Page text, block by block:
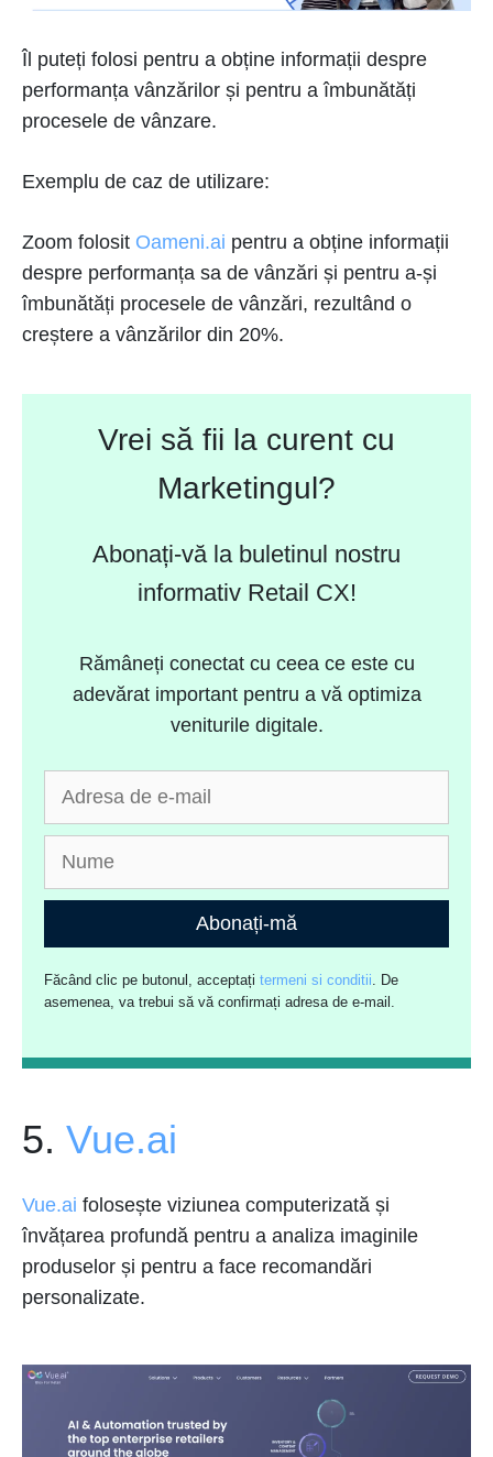
Îl puteți folosi pentru a obține informații despre
performanța vânzărilor și pentru a îmbunătăți
procesele de vânzare.
Exemplu de caz de utilizare:
Zoom folosit Oameni.ai pentru a obține informații
despre performanța sa de vânzări și pentru a-și
îmbunătăți procesele de vânzări, rezultând o
creștere a vânzărilor din 20%.
Vrei să fii la curent cu
Marketingul?
Abonați-vă la buletinul nostru
informativ Retail CX!
Rămâneți conectat cu ceea ce este cu
adevărat important pentru a vă optimiza
veniturile digitale.
Abonați-mă
Făcând clic pe butonul, acceptațitermeni si conditii . De
asemenea, va trebui să vă confirmați adresa de e-mail.
5. Vue.ai
Vue.ai folosește viziunea computerizată și
învățarea profundă pentru a analiza imaginile
produselor și pentru a face recomandări
personalizate.